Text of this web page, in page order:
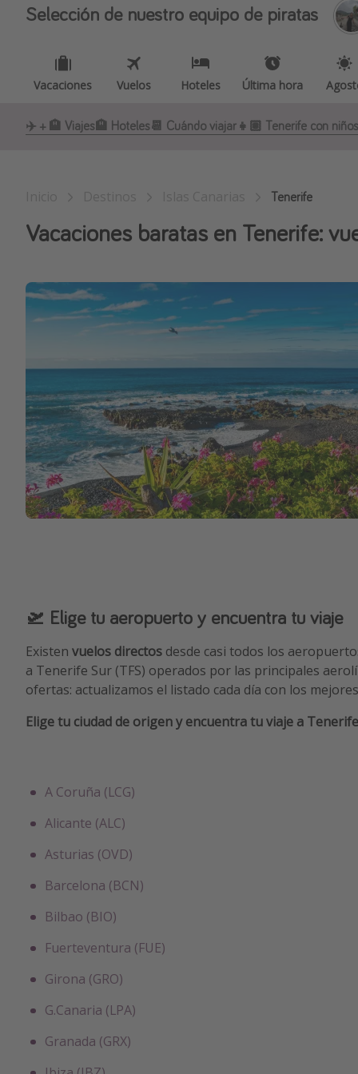
Selección de nuestro equipo de piratas
Vacaciones Vuelos Hoteles Última hora
✈️ + 🏨 Viajes🏨 Hoteles📆 Cuándo viajar 👧🏽 Tenerife con niños
Tenerife
Vacaciones baratas en Tenerife:
🛫 Elige tu aeropuerto y encuentra tu viaje
Existen vuelos directos desde casi todos los
a Tenerife Sur (TFS) operados por las principales
ofertas: actualizamos el listado cada día con los
Elige tu ciudad de origen y encuentra tu viaje a
A Coruña (LCG)
Alicante (ALC)
Asturias (OVD)
Barcelona (BCN)
Bilbao (BIO)
Fuerteventura (FUE)
Girona (GRO)
G.Canaria (LPA)
Granada (GRX)